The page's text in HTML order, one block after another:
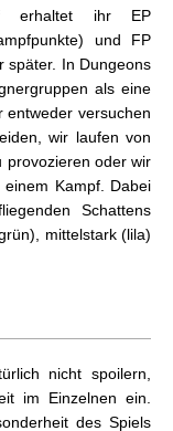
erhaltet ihr EP
und FP
später. In Dungeons
als eine
entweder versuchen
wir laufen von
provozieren oder wir
Kampf. Dabei
Schattens
mittelstark (lila)
nicht spoilern,
im Einzelnen ein.
des Spiels